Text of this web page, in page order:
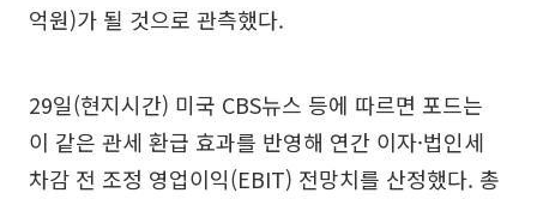
억원)가 될 것으로 관측했다.
29일(현지시간) 미국 CBS뉴스 등에 따르면 포드는
이 같은 관세 환급 효과를 반영해 연간 이자·법인세
차감 전 조정 영업이익(EBIT) 전망치를 산정했다. 총